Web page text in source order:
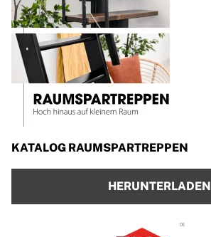
KATALOG RAUMSPARTREPPEN
HERUNTERLADEN